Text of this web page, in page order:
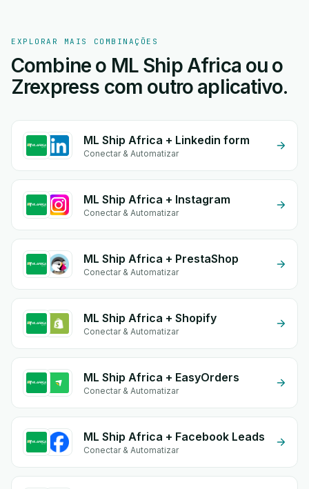
EXPLORAR MAIS COMBINAÇÕES
Combine o ML Ship Africa ou o
Zrexpress com outro aplicativo.
ML Ship Africa + Linkedin form
Conectar & Automatizar
ML Ship Africa + Instagram
Conectar & Automatizar
ML Ship Africa + PrestaShop
Conectar & Automatizar
ML Ship Africa + Shopify
Conectar & Automatizar
ML Ship Africa + EasyOrders
Conectar & Automatizar
ML Ship Africa + Facebook Leads
Conectar & Automatizar